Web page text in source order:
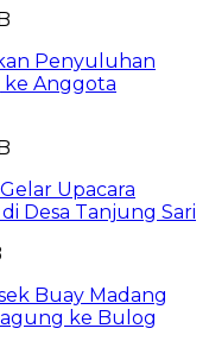
Penyuluhan
ke Anggota
Upacara
Desa Tanjung Sari
Buay Madang
ke Bulog